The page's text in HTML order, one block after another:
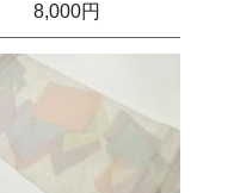
8,000円